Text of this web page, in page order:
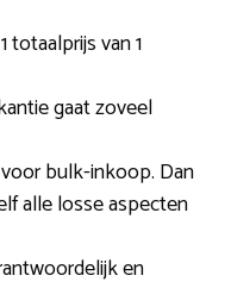
totaalprijs van 1
gaat zoveel
bulk-inkoop. Dan
alle losse aspecten
en